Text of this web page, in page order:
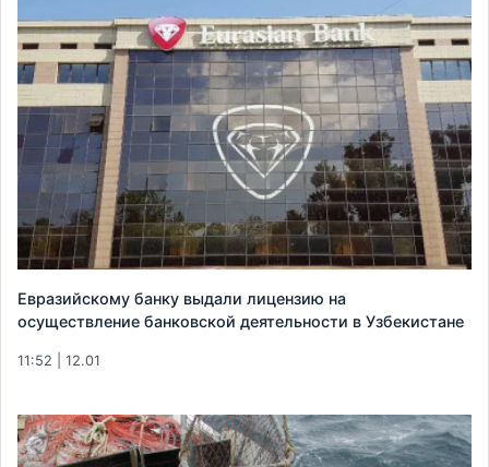
Евразийскому банку выдали лицензию на
осуществление банковской деятельности в Узбекистане
11:52 | 12.01